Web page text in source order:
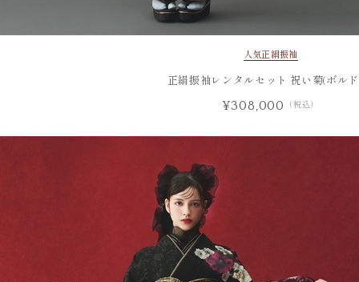
人気正絹振袖
正絹振袖レンタルセット 祝い菊(ボル
¥308,000 （税込）